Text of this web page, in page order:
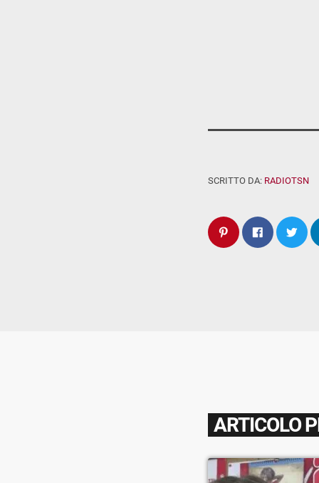
SCRITTO DA: RADIOTSN
ARTICOLO